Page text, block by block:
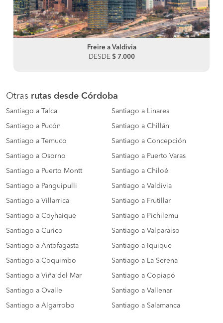
Freire a Valdivia
DESDE $ 7.000
Otras rutas desde Córdoba
Santiago a Talca Santiago a Linares
Santiago a Pucón Santiago a Chillán
Santiago a Temuco Santiago a Concepción
Santiago a Osorno Santiago a Puerto Varas
Santiago a Puerto Montt Santiago a Chiloé
Santiago a Panguipulli Santiago a Valdivia
Santiago a Villarrica Santiago a Frutillar
Santiago a Coyhaique Santiago a Pichilemu
Santiago a Curico Santiago a Valparaiso
Santiago a Antofagasta Santiago a Iquique
Santiago a Coquimbo Santiago a La Serena
Santiago a Viña del Mar Santiago a Copiapó
Santiago a Ovalle Santiago a Vallenar
Santiago a Algarrobo Santiago a Salamanca